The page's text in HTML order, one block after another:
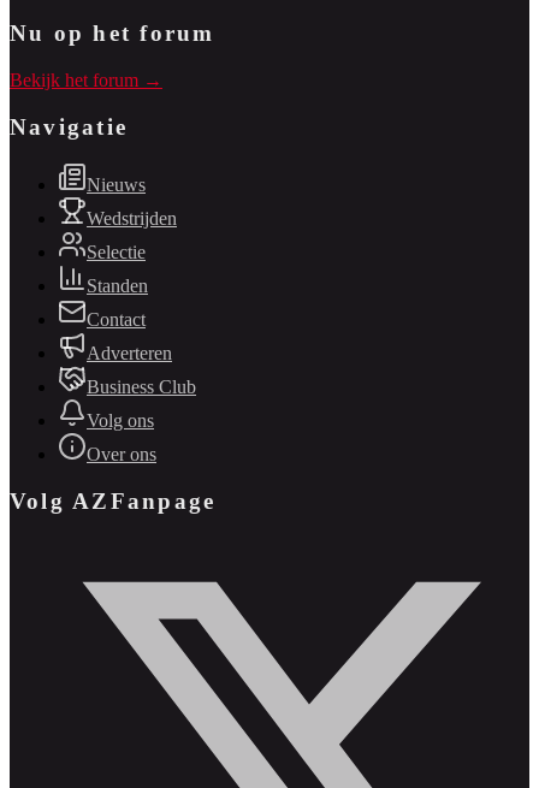
Nu op het forum
Bekijk het forum →
Navigatie
Nieuws
Wedstrijden
Selectie
Standen
Contact
Adverteren
Business Club
Volg ons
Over ons
Volg AZFanpage